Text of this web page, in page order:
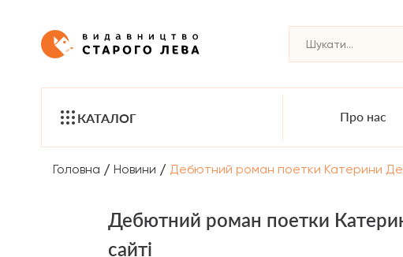
КАТАЛОГ Про нас
Головна / Новини / Дебютний роман поетки Катерини
Дебютний роман поетки
сайті